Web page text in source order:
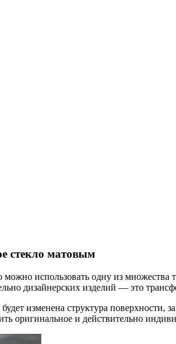
стекло матовым
использовать одну из
дизайнерских изделий — это
изменена структура поверхности,
оригинальное и действительно